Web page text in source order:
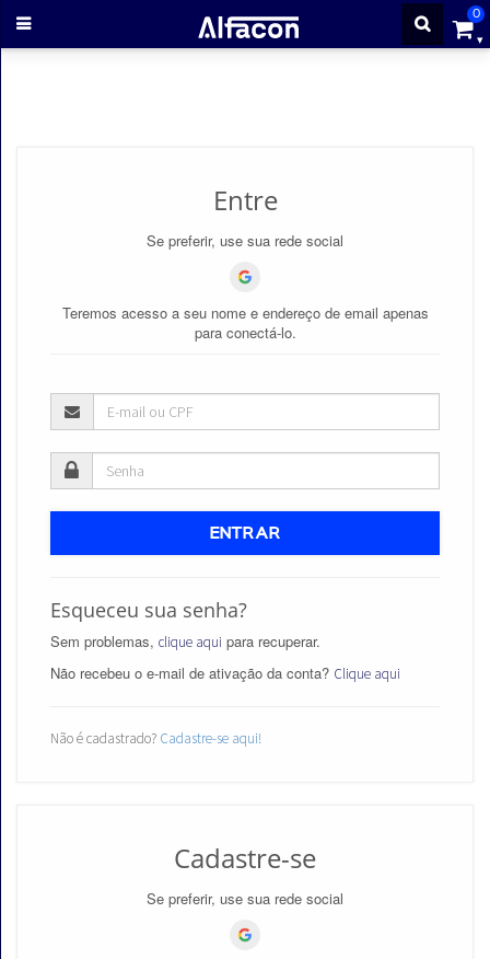
0
Cursos
Apostilas
ALFAQUIZ
Aprovados
Entre
Se preferir, use sua rede social
Teremos acesso a seu nome e endereço de email apenas
para conectá-lo.
ENTRAR
Esqueceu sua senha?
Sem problemas, clique aqui para recuperar.
Não recebeu o e-mail de ativação da conta? Clique aqui
Não é cadastrado? Cadastre-se aqui!
Cadastre-se
Se preferir, use sua rede social